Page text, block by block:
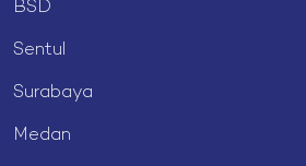
BSD
Sentul
Surabaya
Medan